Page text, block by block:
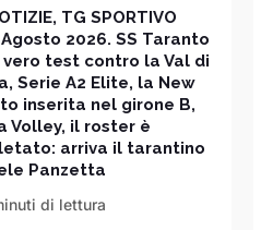
TG SPORTIVO
Agosto 2026. SS Taranto
vero test contro la Val di
Serie A2 Elite, la New
inserita nel girone B,
Volley, il roster è
arriva il tarantino
Panzetta
di lettura